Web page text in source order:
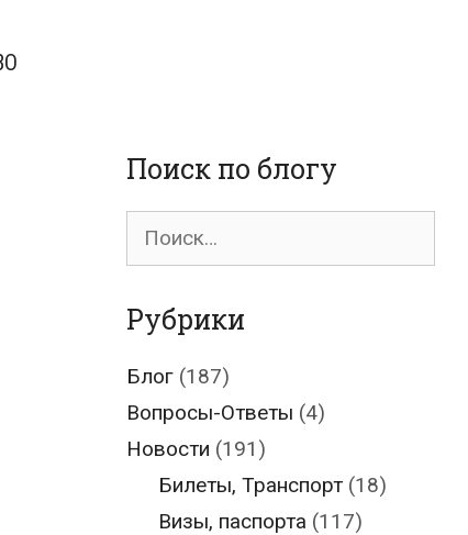
Поиск по блогу
Поиск
Рубрики
Блог (187)
Вопросы-Ответы (4)
Новости (191)
Билеты, Транспорт(18)
Визы, паспорта (117)